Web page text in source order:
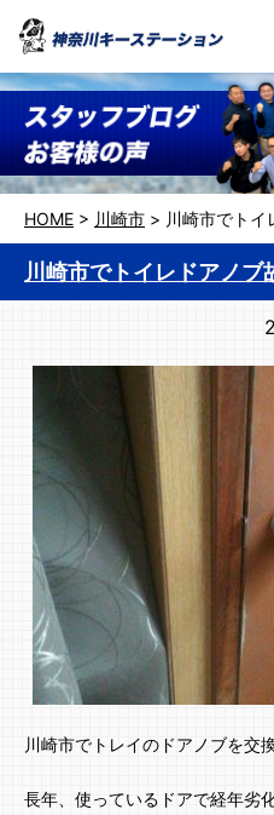
HOME > 川崎市 > 川崎市でト
川崎市でトイレドアノブ
川崎市でトレイのドアノブを交
長年、使っているドアで経年劣